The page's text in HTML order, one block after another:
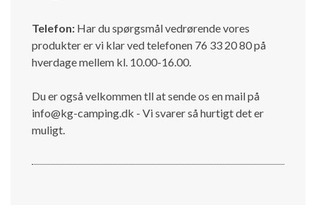
Telefon: Har du spørgsmål vedrørende vores
produkter er vi klar ved telefonen 76 33 20 80 på
hverdage mellem kl. 10.00-16.00.
Du er også velkommen tll at sende os en mail på
info@kg-camping.dk - Vi svarer så hurtigt det er
muligt.